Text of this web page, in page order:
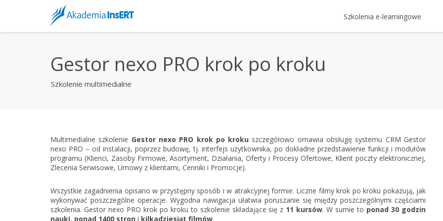
Szkolenia e-learningowe
Subiekt nexo PRO krok po kroku
Gratyfikant nexo PRO krok po
Gestor nexo PRO krok po kroku
KSeF w Subiekcie GT
RODO - vademecum
Gestor GT, czyli jak zwiększyć
Gestor nexo, czyli jak zwiększyć
Zapomniałem
Nie masz
Gestor nexo PRO krok po kroku
Szkolenie multimedialne
Multimedialne szkolenie Gestor nexo PRO krok po kroku szczegółowo omawia obsługę systemu CRM Gestor
nexo PRO – od instalacji, poprzez budowę, tj. interfejs użytkownika, po dokładne przedstawienie funkcji i modułów
programu (Klienci, Zasoby Firmowe, Asortyment, Działania, Oferty i Procesy Ofertowe, Klient poczty elektronicznej,
Zlecenia Serwisowe, Umowy z klientami, Cenniki i Promocje).
Wszystkie zagadnienia opisano w przystępny sposób i w atrakcyjnej formie. Liczne filmy krok po kroku pokazują, jak
wykonywać poszczególne operacje. Wygodna nawigacja ułatwia poruszanie się między poszczególnymi częściami
szkolenia. Gestor nexo PRO krok po kroku to szkolenie składające się z 11 kursów. W sumie to ponad 30 godzin
nauki, ponad 1400 stron i kilkadziesiąt filmów.